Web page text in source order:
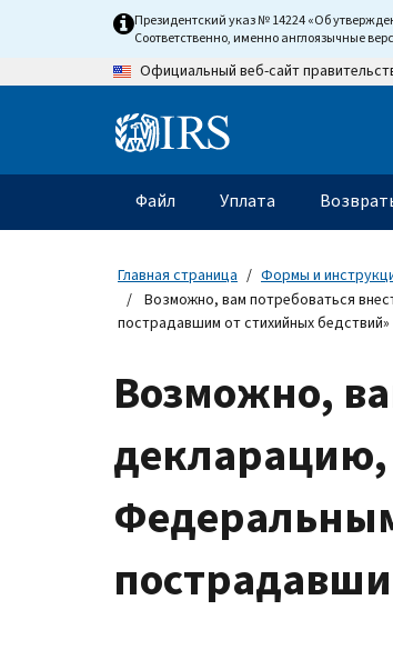
content
Президентский указ № 14224 «Об
Соответственно, именно англоязычные
Официальный веб-сайт
Information
Главное
меню
Файл Уплата
Главная страница Формы и
Возможно, вам потребоваться
пострадавшим от стихийных бедствий»
Возможно,
декларацию,